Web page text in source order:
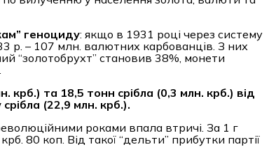
” геноциду: якщо в 1931 році через систему
р. – 107 млн. валютних карбованців. З них
“золотобрухт” становив 38%, монети
крб.) та 18,5 тонн срібла (0,3 млн. крб.) від
(22,9 млн. крб.).
роками впала втричі. За 1 г
80 коп. Від такої “дельти” прибутки партії